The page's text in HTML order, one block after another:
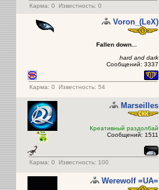
Карма: 0 Известность: 0
Voron_(LeX)
Fallen down...
hard and dark
Сообщений: 3337
Карма: 0 Известность: 54
Marseilles
Креативный раздолбай
Сообщений: 1511
Карма: 0 Известность: 100
Werewolf =UA=